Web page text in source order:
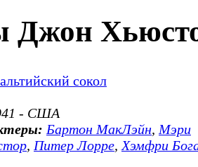
Джон
сокол
- США
Бартон МакЛэйн, Мэри
, Питер Лорре, Хэмфри